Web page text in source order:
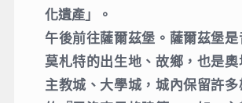
化遺產」。
午後前往薩爾茲堡。薩爾茲堡是
莫札特的出生地、故鄉，也是
主教城、大學城，城內保留許